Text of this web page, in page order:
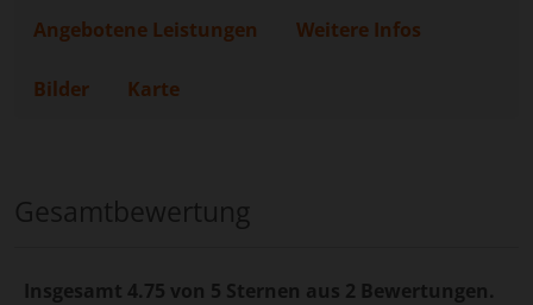
Angebotene Leistungen Weitere Infos
Bilder Karte
Gesamtbewertung
Insgesamt 4.75 von 5 Sternen aus 2 Bewertungen.